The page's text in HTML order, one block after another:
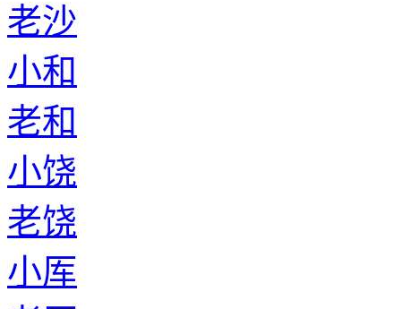
老沙
小和
老和
小饶
老饶
小厍